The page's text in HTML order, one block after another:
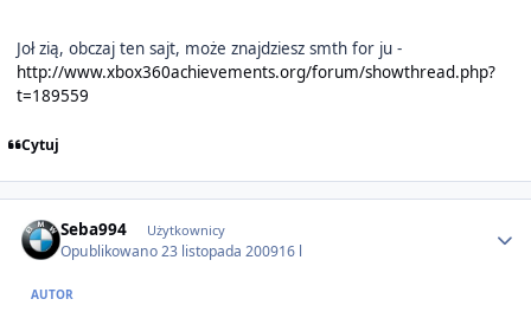
Joł zią, obczaj ten sajt, może znajdziesz smth for ju -
http://www.xbox360achievements.org/forum/showthread.php?
t=189559
Cytuj
Seba994 Użytkownicy
Opublikowano23 listopada 200916 l
AUTOR